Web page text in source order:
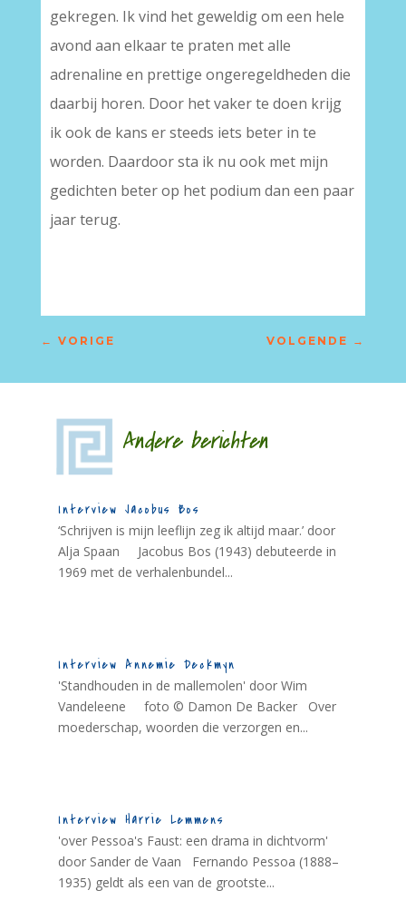
gekregen. Ik vind het geweldig om een hele
avond aan elkaar te praten met alle
adrenaline en prettige ongeregeldheden die
daarbij horen. Door het vaker te doen krijg
ik ook de kans er steeds iets beter in te
worden. Daardoor sta ik nu ook met mijn
gedichten beter op het podium dan een paar
jaar terug.
← VORIGE VOLGENDE →
Andere berichten
Interview Jacobus Bos
‘Schrijven is mijn leeflijn zeg ik altijd maar.’ door
Alja Spaan Jacobus Bos (1943) debuteerde in
1969 met de verhalenbundel...
Interview Annemie Deckmyn
'Standhouden in de mallemolen' door Wim
Vandeleene foto © Damon De Backer Over
moederschap, woorden die verzorgen en...
Interview Harrie Lemmens
'over Pessoa's Faust: een drama in dichtvorm'
door Sander de Vaan Fernando Pessoa (1888–
1935) geldt als een van de grootste...